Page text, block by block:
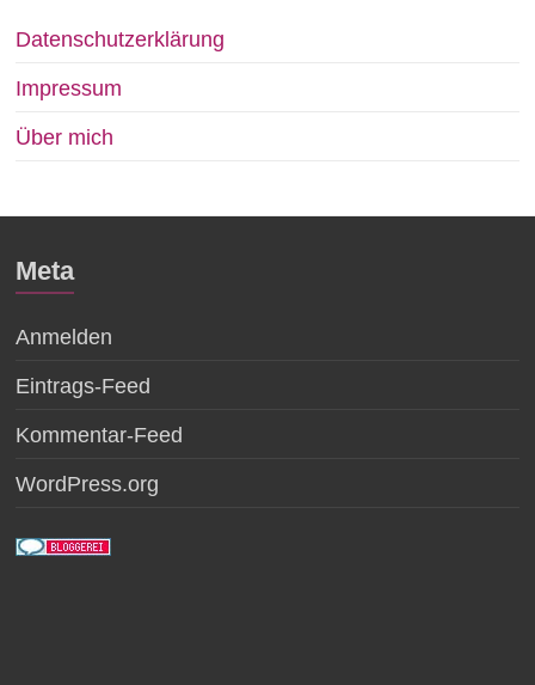
Datenschutzerklärung
Impressum
Über mich
Meta
Anmelden
Eintrags-Feed
Kommentar-Feed
WordPress.org